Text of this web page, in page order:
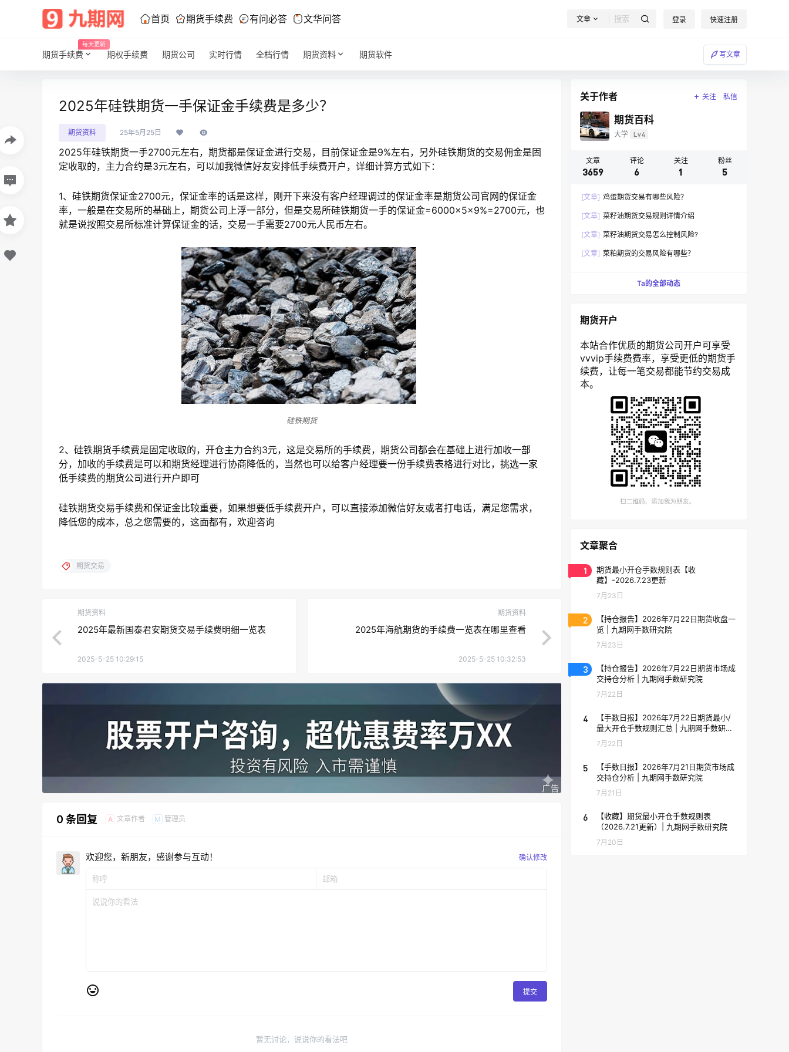
首页 期货手续费 有问必答 文华问答 文章 登录 快速注册
期货手续费
每天更新
期权手续费 期货公司 实时行情 全档行情 期货资料 期货软件 写文章
2025年硅铁期货一手保证金手续费是多少？
期货资料 25年5月25日
2025年硅铁期货一手2700元左右，期货都是保证金进行交易，目前保证金是9%左右，另外硅铁期货的交易佣金是固
定收取的，主力合约是3元左右，可以加我微信好友安排低手续费开户，详细计算方式如下：
1、硅铁期货保证金2700元，保证金率的话是这样，刚开下来没有客户经理调过的保证金率是期货公司官网的保证金
率，一般是在交易所的基础上，期货公司上浮一部分，但是交易所硅铁期货一手的保证金=6000×5×9%=2700元，也
就是说按照交易所标准计算保证金的话，交易一手需要2700元人民币左右。
硅铁期货
2、硅铁期货手续费是固定收取的，开仓主力合约3元，这是交易所的手续费，期货公司都会在基础上进行加收一部
分，加收的手续费是可以和期货经理进行协商降低的，当然也可以给客户经理要一份手续费表格进行对比，挑选一家
低手续费的期货公司进行开户即可
硅铁期货交易手续费和保证金比较重要，如果想要低手续费开户，可以直接添加微信好友或者打电话，满足您需求，
降低您的成本，总之您需要的，这面都有，欢迎咨询
期货交易
期货资料
2025年最新国泰君安期货交易手续费明细一览表
2025-5-25 10:29:15
期货资料
2025年海航期货的手续费一览表在哪里查看
2025-5-25 10:32:53
0 条回复 A 文章作者 M 管理员
欢迎您，新朋友，感谢参与互动！ 确认修改
提交
暂无讨论，说说你的看法吧
关于作者 关注 私信
期货百科
大学 Lv4
文章
3659
评论
6
关注
1
粉丝
5
[文章] 鸡蛋期货交易有哪些风险？
[文章] 菜籽油期货交易规则详情介绍
[文章] 菜籽油期货交易怎么控制风险?
[文章] 菜粕期货的交易风险有哪些？
Ta的全部动态
期货开户
本站合作优质的期货公司开户可享受
vvvip手续费费率，享受更低的期货手
续费，让每一笔交易都能节约交易成
本。
文章聚合
1
期货最小开仓手数规则表【收
藏】-2026.7.23更新
7月23日
2
【持仓报告】2026年7月22日期货收盘一
览 | 九期网手数研究院
7月23日
3
【持仓报告】2026年7月22日期货市场成
交持仓分析 | 九期网手数研究院
7月22日
4
【手数日报】2026年7月22日期货最小/
最大开仓手数规则汇总 | 九期网手数研究
院
7月22日
5
【手数日报】2026年7月21日期货市场成
交持仓分析 | 九期网手数研究院
7月21日
6
【收藏】期货最小开仓手数规则表
（2026.7.21更新）| 九期网手数研究院
7月20日